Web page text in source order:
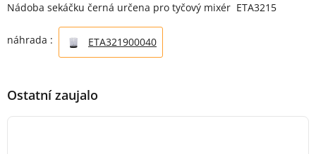
Nádoba sekáčku černá určena pro tyčový mixér ETA3215
náhrada : ETA321900040
Ostatní zaujalo